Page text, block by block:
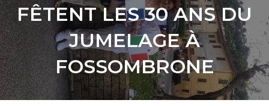
FÊTENT LES 30 ANS DU
JUMELAGE À
FOSSOMBRONE